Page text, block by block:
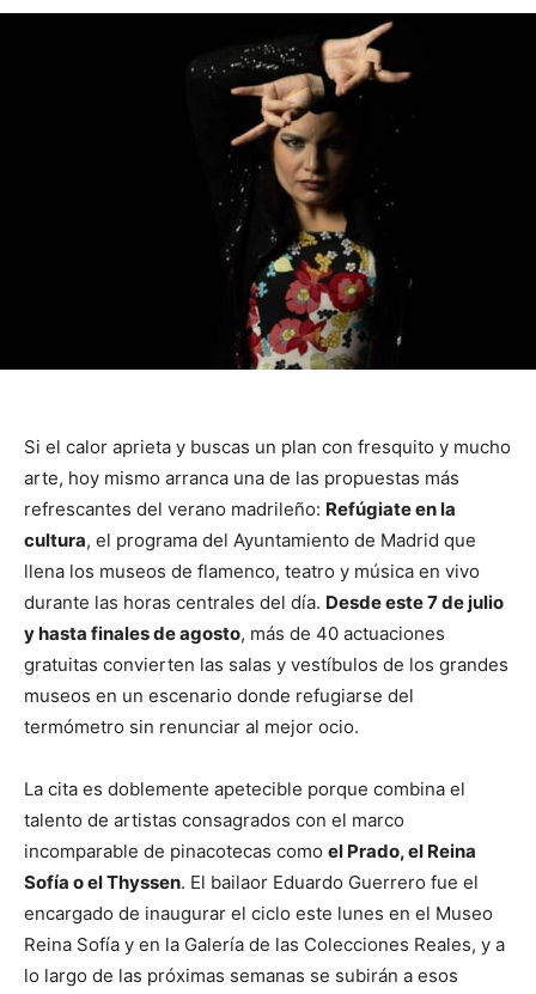
Si el calor aprieta y buscas un plan con fresquito y mucho
arte, hoy mismo arranca una de las propuestas más
refrescantes del verano madrileño: Refúgiate en la
cultura, el programa del Ayuntamiento de Madrid que
llena los museos de flamenco, teatro y música en vivo
durante las horas centrales del día. Desde este 7 de julio
y hasta finales de agosto, más de 40 actuaciones
gratuitas convierten las salas y vestíbulos de los grandes
museos en un escenario donde refugiarse del
termómetro sin renunciar al mejor ocio.
La cita es doblemente apetecible porque combina el
talento de artistas consagrados con el marco
incomparable de pinacotecas como el Prado, el Reina
Sofía o el Thyssen. El bailaor Eduardo Guerrero fue el
encargado de inaugurar el ciclo este lunes en el Museo
Reina Sofía y en la Galería de las Colecciones Reales, y a
lo largo de las próximas semanas se subirán a esos